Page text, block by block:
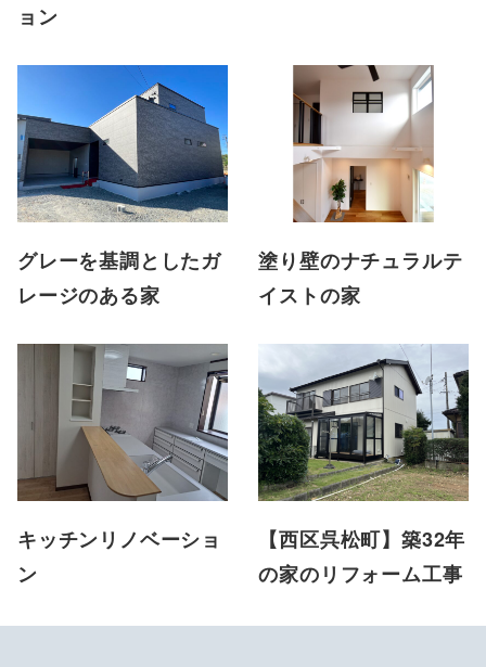
ョン
グレーを基調としたガ
レージのある家
塗り壁のナチュラルテ
イストの家
キッチンリノベーショ
ン
【西区呉松町】築32年
の家のリフォーム工事